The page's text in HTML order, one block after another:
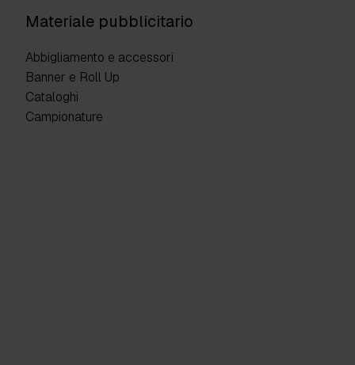
Materiale pubblicitario
Abbigliamento e accessori
Banner e Roll Up
Cataloghi
Campionature